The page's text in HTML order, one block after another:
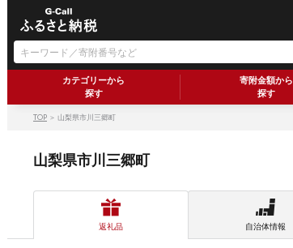
カテゴリーから
探す
寄附金額から
探す
TOP ＞ 山梨県市川三郷町
山梨県市川三郷町
返礼品 自治体情報